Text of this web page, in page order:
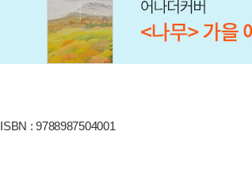
ISBN : 9788987504001